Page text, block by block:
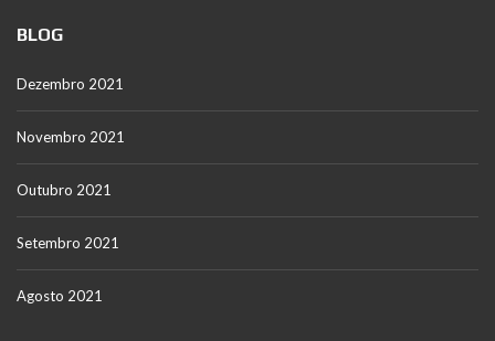
BLOG
Dezembro 2021
Novembro 2021
Outubro 2021
Setembro 2021
Agosto 2021